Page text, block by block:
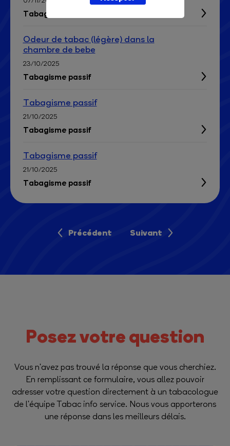
Tabagisme passif
Odeur de tabac (légère) dans la
chambre de bebe
23/10/2025
Tabagisme passif
Tabagisme passif
21/10/2025
Tabagisme passif
Tabagisme passif
21/10/2025
Tabagisme passif
Précédent Suivant
Posez votre question
Vous n'avez pas trouvé la réponse que vous cherchiez.
En remplissant ce formulaire, vous allez pouvoir
adresser votre question directement à un tabacologue
de l'équipe Tabac info service. Nous vous apporterons
une réponse dans les meilleurs délais.